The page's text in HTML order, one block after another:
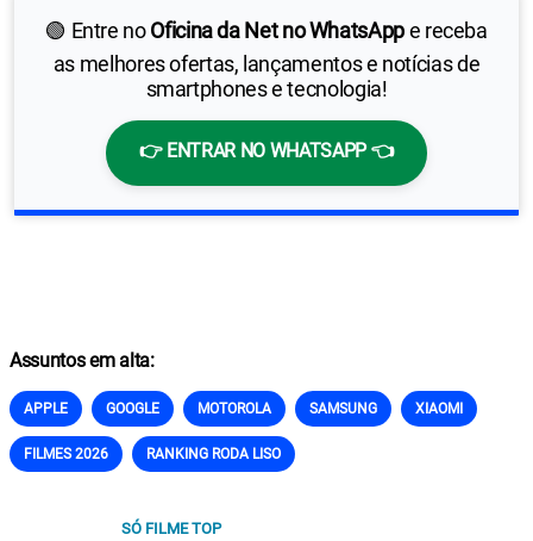
🟢 Entre noOficina da Net no WhatsAppe receba
as melhores ofertas, lançamentos e notícias de
smartphones e tecnologia!
👉 ENTRAR NO WHATSAPP 👈
Assuntos em alta:
APPLE GOOGLE MOTOROLA SAMSUNG XIAOMI
FILMES 2026 RANKING RODA LISO
SÓ FILME TOP